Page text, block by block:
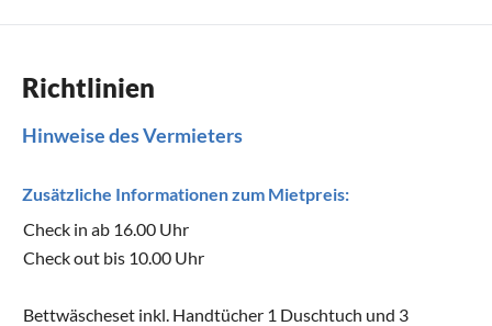
Richtlinien
Hinweise des Vermieters
Zusätzliche Informationen zum Mietpreis:
Check in ab 16.00 Uhr
Check out bis 10.00 Uhr
Bettwäscheset inkl. Handtücher 1 Duschtuch und 3